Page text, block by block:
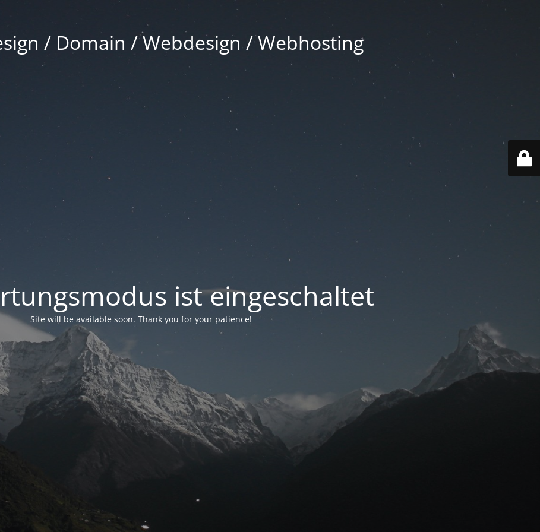
/ Domain / Webdesign / Webhosting
ist eingeschaltet
Site will be available soon. Thank you for your patience!